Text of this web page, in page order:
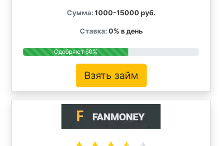
Сумма: 1000-15000 руб.
Ставка: 0% в день
Одобряют 60%
Взять займ